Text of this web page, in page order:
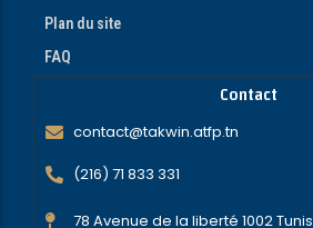
Plan du site
FAQ
Contact
contact@takwin.atfp.tn
(216) 71 833 331
78 Avenue de la liberté 1002 Tunis